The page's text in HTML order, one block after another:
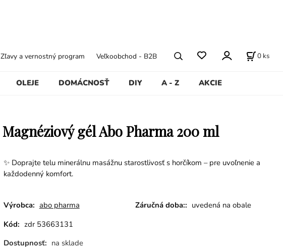
OLEJE DOMÁCNOSŤ DIY A - Z AKCIE
Zľavy a vernostný program Veľkoobchod - B2B 0 ks
Magnéziový gél Abo Pharma 200 ml
✨ Doprajte telu minerálnu masážnu starostlivosť s horčíkom – pre uvoľnenie a
každodenný komfort.
Výrobca: abo pharma Záručná doba:: uvedená na obale
Kód: zdr 53663131
Dostupnosť: na sklade